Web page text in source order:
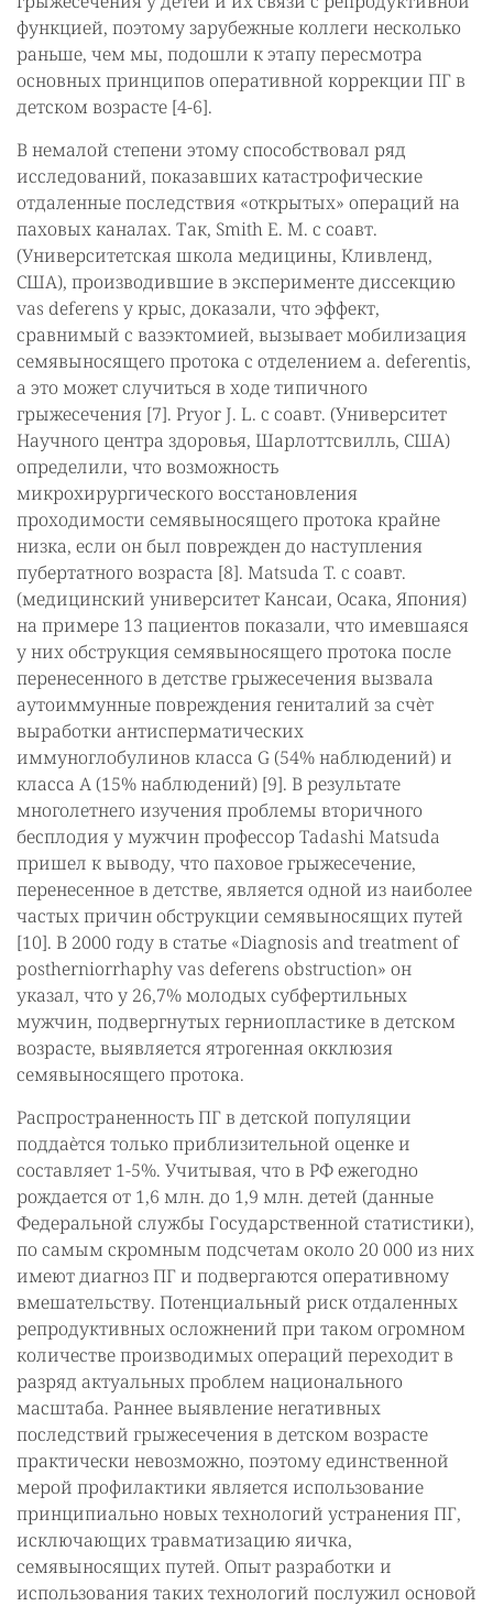
функцией, поэтому зарубежные коллеги несколько
раньше, чем мы, подошли к этапу пересмотра
основных принципов оперативной коррекции ПГ в
детском возрасте [4-6].
В немалой степени этому способствовал ряд
исследований, показавших катастрофические
отдаленные последствия «открытых» операций на
паховых каналах. Так, Smith E. M. с соавт.
(Университетская школа медицины, Кливленд,
США), производившие в эксперименте диссекцию
vas deferens у крыс, доказали, что эффект,
сравнимый с вазэктомией, вызывает мобилизация
семявыносящего протока с отделением a. deferentis,
а это может случиться в ходе типичного
грыжесечения [7]. Pryor J. L. с соавт. (Университет
Научного центра здоровья, Шарлоттсвилль, США)
определили, что возможность
микрохирургического восстановления
проходимости семявыносящего протока крайне
низка, если он был поврежден до наступления
пубертатного возраста [8]. Matsuda T. с соавт.
(медицинский университет Кансаи, Осака, Япония)
на примере 13 пациентов показали, что имевшаяся
у них обструкция семявыносящего протока после
перенесенного в детстве грыжесечения вызвала
аутоиммунные повреждения гениталий за счѐт
выработки антисперматических
иммуноглобулинов класса G (54% наблюдений) и
класса А (15% наблюдений) [9]. В результате
многолетнего изучения проблемы вторичного
бесплодия у мужчин профессор Tadashi Matsuda
пришел к выводу, что паховое грыжесечение,
перенесенное в детстве, является одной из наиболее
частых причин обструкции семявыносящих путей
[10]. В 2000 году в статье «Diagnosis and treatment of
postherniorrhaphy vas deferens obstruction» он
указал, что у 26,7% молодых субфертильных
мужчин, подвергнутых герниопластике в детском
возрасте, выявляется ятрогенная окклюзия
семявыносящего протока.
Распространенность ПГ в детской популяции
поддаѐтся только приблизительной оценке и
составляет 1-5%. Учитывая, что в РФ ежегодно
рождается от 1,6 млн. до 1,9 млн. детей (данные
Федеральной службы Государственной статистики),
по самым скромным подсчетам около 20 000 из них
имеют диагноз ПГ и подвергаются оперативному
вмешательству. Потенциальный риск отдаленных
репродуктивных осложнений при таком огромном
количестве производимых операций переходит в
разряд актуальных проблем национального
масштаба. Раннее выявление негативных
последствий грыжесечения в детском возрасте
практически невозможно, поэтому единственной
мерой профилактики является использование
принципиально новых технологий устранения ПГ,
исключающих травматизацию яичка,
семявыносящих путей. Опыт разработки и
использования таких технологий послужил основой